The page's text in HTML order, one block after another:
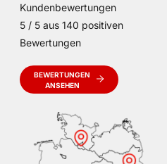
Kundenbewertungen
5 / 5 aus 140 positiven
Bewertungen
BEWERTUNGEN
ANSEHEN